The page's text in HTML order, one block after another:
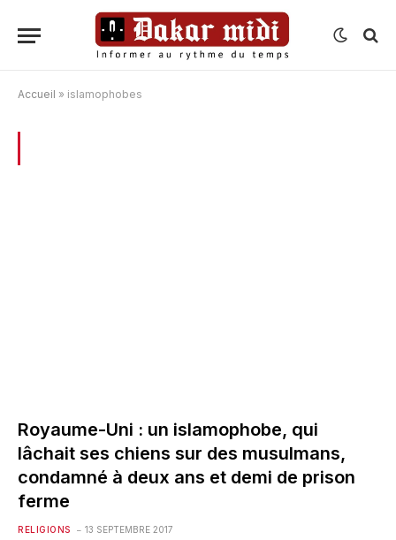
Accueil » islamophobes
Royaume-Uni : un islamophobe, qui
lâchait ses chiens sur des musulmans,
condamné à deux ans et demi de prison
ferme
RELIGIONS 13 SEPTEMBRE 2017